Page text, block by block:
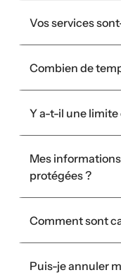
Vos services
Combien de
Y a-t-il une limite
Mes
protégées ?
Comment sont
Puis-je annuler